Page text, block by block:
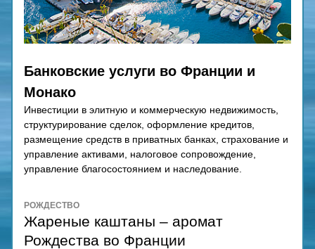
Банковские услуги во Франции и
Монако
Инвестиции в элитную и коммерческую недвижимость,
структурирование сделок, оформление кредитов,
размещение средств в приватных банках, страхование и
управление активами, налоговое сопровождение,
управление благосостоянием и наследование.
РОЖДЕСТВО
Жареные каштаны – аромат
Рождества во Франции